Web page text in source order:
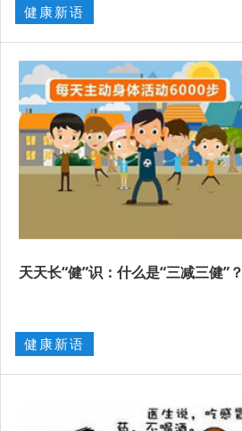
健康新语
天天长“健”识：什么是“三减三健”？
健康新语